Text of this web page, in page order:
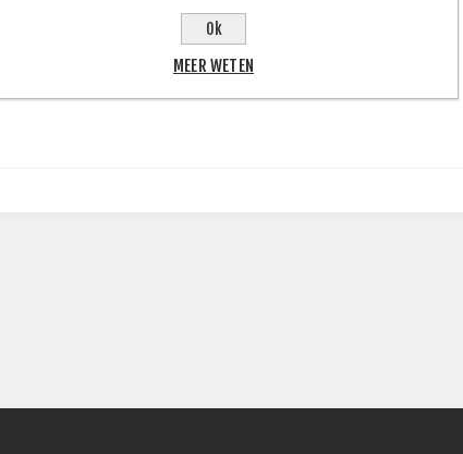
Ok
MEER WETEN